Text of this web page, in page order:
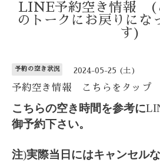
LINE予約空き情報 (
のトークにお戻りにな
す)
予約の空き状況 2024-05-25 (土)
予約空き情報 こちらをタップ
こちらの空き時間を参考に
御予約下さい。
注)実際当日にはキャンセル